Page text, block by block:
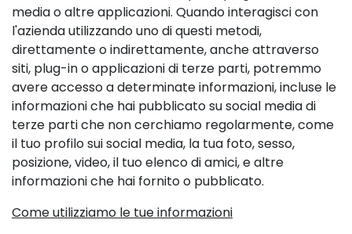
media o altre applicazioni. Quando interagisci con
l'azienda utilizzando uno di questi metodi,
direttamente o indirettamente, anche attraverso
siti, plug-in o applicazioni di terze parti, potremmo
avere accesso a determinate informazioni, incluse le
informazioni che hai pubblicato su social media di
terze parti che non cerchiamo regolarmente, come
il tuo profilo sui social media, la tua foto, sesso,
posizione, video, il tuo elenco di amici, e altre
informazioni che hai fornito o pubblicato.
Come utilizziamo le tue informazioni